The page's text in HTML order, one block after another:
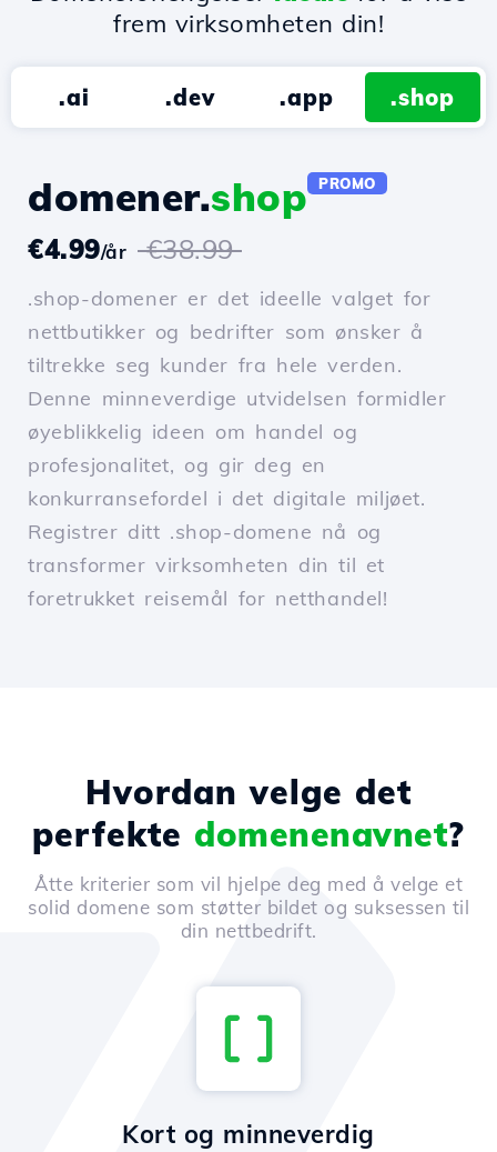
frem virksomheten din!
.ai .dev .app .shop
domener.shop PROMO
€4.99/år €38.99
.shop-domener er det ideelle valget for
nettbutikker og bedrifter som ønsker å
tiltrekke seg kunder fra hele verden.
Denne minneverdige utvidelsen formidler
øyeblikkelig ideen om handel og
profesjonalitet, og gir deg en
konkurransefordel i det digitale miljøet.
Registrer ditt .shop-domene nå og
transformer virksomheten din til et
foretrukket reisemål for netthandel!
Hvordan velge det
perfekte domenenavnet?
Åtte kriterier som vil hjelpe deg med å velge et
solid domene som støtter bildet og suksessen til
din nettbedrift.
Kort og minneverdig